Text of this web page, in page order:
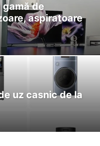
gamă de
aspiratoare
uz casnic de la